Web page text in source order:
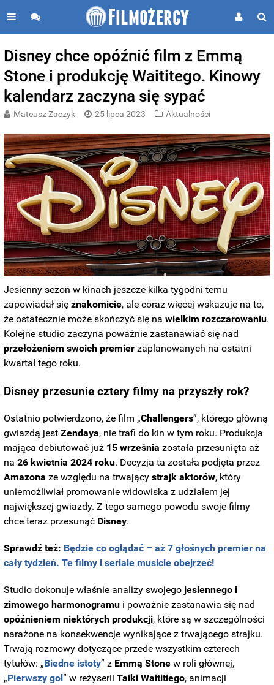
Disney chce opóźnić film z Emmą
Stone i produkcję Waititego. Kinowy
kalendarz zaczyna się sypać
Mateusz Zaczyk 25 lipca 2023 Aktualności
Jesienny sezon w kinach jeszcze kilka tygodni temu
zapowiadał sięznakomicie, ale coraz więcej wskazuje na to,
że ostatecznie może skończyć się nawielkim rozczarowaniu.
Kolejne studio zaczyna poważnie zastanawiać się nad
przełożeniem swoich premier zaplanowanych na ostatni
kwartał tego roku.
Disney przesunie cztery filmy na przyszły rok?
Ostatnio potwierdzono, że film „Challengers”, którego główną
gwiazdą jestZendaya, nie trafi do kin w tym roku. Produkcja
mająca debiutować już 15 września została przesunięta aż
na26 kwietnia 2024 roku. Decyzja ta została podjęta przez
Amazona ze względu na trwającystrajk aktorów, który
uniemożliwiał promowanie widowiska z udziałem jej
największej gwiazdy. Z tego samego powodu swoje filmy
chce teraz przesunąć Disney.
Sprawdź też: Będzie co oglądać – aż 7 głośnych premier na
cały tydzień. Te filmy i seriale musicie obejrzeć!
Studio dokonuje właśnie analizy swojego jesiennego i
zimowego harmonogramu i poważnie zastanawia się nad
opóźnieniem niektórych produkcji, które są w szczególności
narażone na konsekwencje wynikające z trwającego strajku.
Trwają rozmowy dotyczące przede wszystkim czterech
tytułów: „Biedne istoty” z Emmą Stone w roli głównej,
„Pierwszy gol” w reżyseriiTaiki Waititiego, animacji